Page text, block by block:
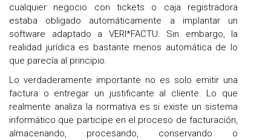
cualquier negocio con tickets o caja registradora
estaba obligado automáticamente a implantar un
software adaptado a VERI*FACTU. Sin embargo, la
realidad jurídica es bastante menos automática de lo
que parecía al principio.
Lo verdaderamente importante no es solo emitir una
factura o entregar un justificante al cliente. Lo que
realmente analiza la normativa es si existe un sistema
informático que participe en el proceso de facturación,
almacenando, procesando, conservando o